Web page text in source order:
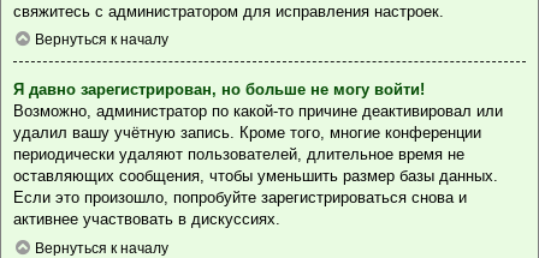
свяжитесь с администратором для исправления настроек.
Вернуться к началу
Я давно зарегистрирован, но больше не могу войти!
Возможно, администратор по какой-то причине деактивировал или
удалил вашу учётную запись. Кроме того, многие конференции
периодически удаляют пользователей, длительное время не
оставляющих сообщения, чтобы уменьшить размер базы данных.
Если это произошло, попробуйте зарегистрироваться снова и
активнее участвовать в дискуссиях.
Вернуться к началу